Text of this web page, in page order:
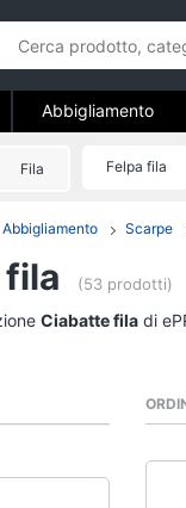
Abbigliamento
Fila Felpa fila
Abbigliamento Scarpe
(53 prodotti)
Ciabatte fila di